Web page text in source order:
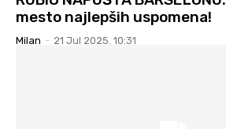
mesto najlepših uspomena!
Milan - 21 Jul 2025. 10:31